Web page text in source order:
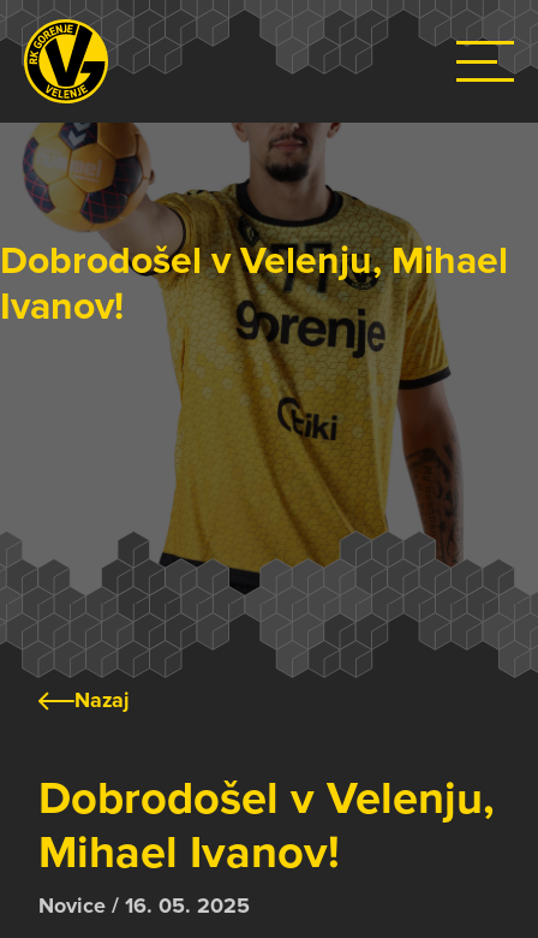
Dobrodošel v Velenju, Mihael
Ivanov!
Nazaj
Dobrodošel v Velenju,
Mihael Ivanov!
Novice / 16. 05. 2025